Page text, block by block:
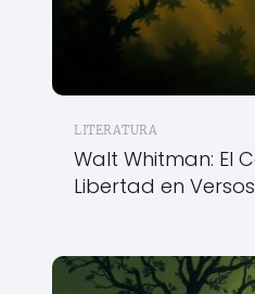
LITERATURA
Walt Whitman: El
Libertad en